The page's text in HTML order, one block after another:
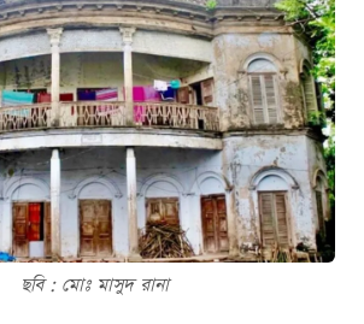
ছবি : মোঃ মাসুদ রানা